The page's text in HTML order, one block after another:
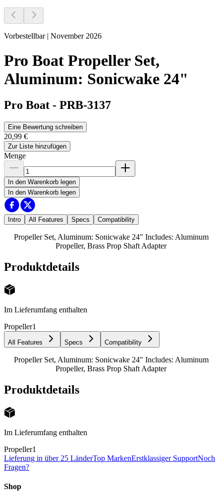
Vorbestellbar | November 2026
Pro Boat Propeller Set,
Aluminum: Sonicwake 24"
Pro Boat - PRB-3137
Eine Bewertung schreiben
20,99 €
Zur Liste hinzufügen
Menge
In den Warenkorb legen
In den Warenkorb legen
Intro All Features Specs Compatibility
Propeller Set, Aluminum: Sonicwake 24" Includes: Aluminum
Propeller, Brass Prop Shaft Adapter
Produktdetails
Im Lieferumfang enthalten
Propeller1
All Features Specs Compatibility
Propeller Set, Aluminum: Sonicwake 24" Includes: Aluminum
Propeller, Brass Prop Shaft Adapter
Produktdetails
Im Lieferumfang enthalten
Propeller1
Lieferung in über 25 LänderTop MarkenErstklassiger SupportNoch
Fragen?
Shop